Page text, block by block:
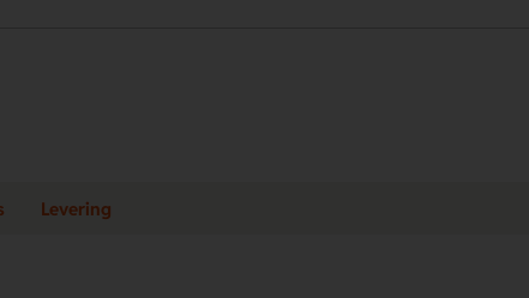
Levering